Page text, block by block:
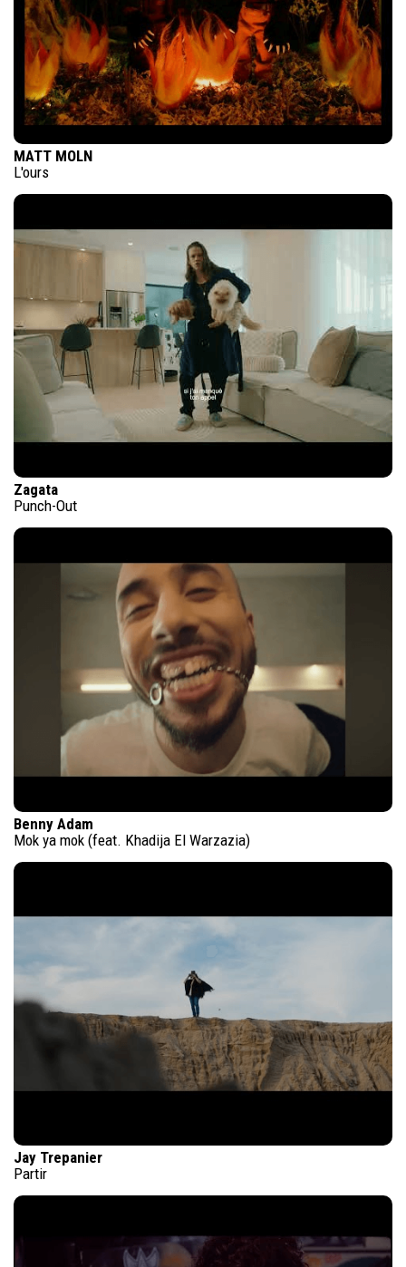
MATT MOLN
L'ours
Zagata
Punch-Out
Benny Adam
Mok ya mok (feat. Khadija El Warzazia)
Jay Trepanier
Partir